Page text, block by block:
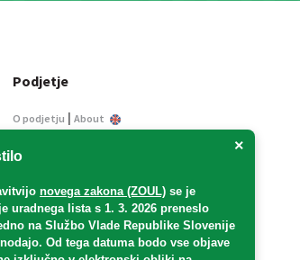
×
novega zakona (ZOUL) se je
uradnega lista s 1. 3. 2026 preneslo
na Službo Vlade Republike Slovenije
. Od tega datuma bodo vse objave
Podjetje
O podjetju | About
Informacije javnega
Oglaševanje
Splošni pogoji
Izjava o varstvu osebnih